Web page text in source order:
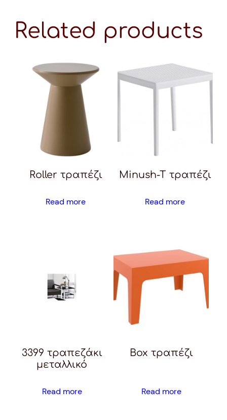
Related products
Roller τραπέζι
Read more
Minush-T τραπέζι
Read more
3399 τραπεζάκι
μεταλλικό
Read more
Box τραπέζι
Read more